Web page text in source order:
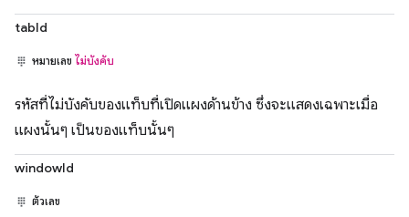
tabId
หมายเลข ไม่บังคับ
รหัสที่ไม่บังคับของแท็บที่เปิดแผงด้านข้าง ซึ่งจะแสดงเฉพาะเมื่อ
แผงนั้นๆ เป็นของแท็บนั้นๆ
windowId
ตัวเลข